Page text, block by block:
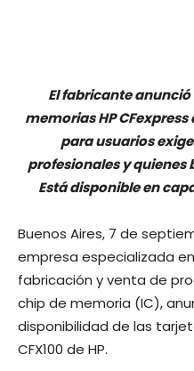
El fabricante
memorias HP
para usuarios
profesionales y quienes
Está disponible en
Buenos Aires, 7 de
empresa especializada
fabricación y venta de
chip de memoria (IC),
disponibilidad de las
CFX100 de HP.